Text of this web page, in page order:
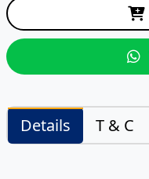
Details T & C